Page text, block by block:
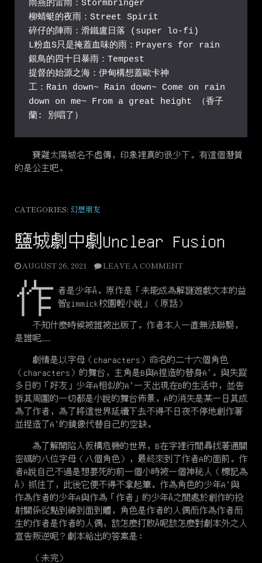
雨燕的雷雨：Stormbringer
柳蜻蜓的夜雨：Street Spirit
碎仔的陣雨：滑鐵盧日落 (super lo-fi)
L粉血S只是掩蓋血味的雨：Prayers for rain
銀鳥的四十日暴雨：Tempest
提督的始源之海：伊甸構想蓋歐卡神
工：Rain down~ Rain down~ Come on rain
down on me~ From a great height （香子
蘭: 別唱了）
寶雞太陽城名不虛傳，印象裡真的很少下。有這個潛質
的是公主吧。
CATEGORIES: 幻想朋友
鹽城劇中劇Unclear Fusion
AUGUST 26, 2021 LEAVE A COMMENT
作 者是少年Å。原作是「未能成為解謎遊戲文本的益
智gimmick校園輕小說」（原話）
不知什麼時候被誰被出版了。作者本人一直無法聯繫，
是誰呢……
劇情是以字母（characters）命名的二十六個角色
（characters）的舞台，主角是B與A捏造的替身A’。與失蹤
多日的「好友」少年A相似的A’一天出現在B的生活中，並告
訴其周圍的一切都是小說的舞台佈景，A的消失是某一日其成
為了作者，為了將這世界延續下去不得不日夜不停地創作著
並捏造了A’的鏡像代替自己的空缺。
為了解開陷入仮構危機的世界，B在字裡行間尋找著通關
密碼的八位字母（八個角色），最終來到了作者A的面前。作
者A說自己不過是想要死的前一個小時被一個神秘人（標記為
Å）抓住了，此後它便不得不拿起筆。作為角色的少年A’與
作為作者的少年A與作為「作者」的少年Å之間處於創作的投
射關係從點到線到面到體，角色是作者的人偶而作為作者而
生的作者是作者的人偶，該怎麼打敗Å呢該怎麼對劇本外之人
宣告叛逆呢？劇本給出的答案是：
（未完）